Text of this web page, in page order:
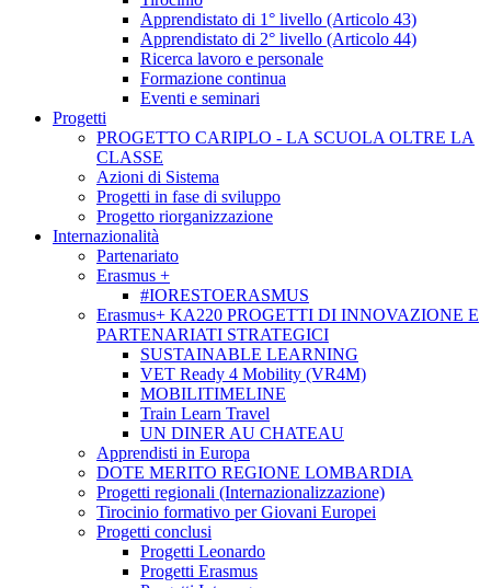
Apprendistato di 1° livello (Articolo 43)
Apprendistato di 2° livello (Articolo 44)
Ricerca lavoro e personale
Formazione continua
Eventi e seminari
Progetti
PROGETTO CARIPLO - LA SCUOLA OLTRE LA
CLASSE
Azioni di Sistema
Progetti in fase di sviluppo
Progetto riorganizzazione
Internazionalità
Partenariato
Erasmus +
#IORESTOERASMUS
Erasmus+ KA220 PROGETTI DI INNOVAZIONE E
PARTENARIATI STRATEGICI
SUSTAINABLE LEARNING
VET Ready 4 Mobility (VR4M)
MOBILITIMELINE
Train Learn Travel
UN DINER AU CHATEAU
Apprendisti in Europa
DOTE MERITO REGIONE LOMBARDIA
Progetti regionali (Internazionalizzazione)
Tirocinio formativo per Giovani Europei
Progetti conclusi
Progetti Leonardo
Progetti Erasmus